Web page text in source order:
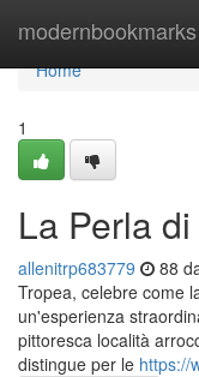
modernbookmarks
Home
Home
1
La Perla
allenitrp683779 88
Tropea, celebre come
un'esperienza
pittoresca località
distingue per le https://